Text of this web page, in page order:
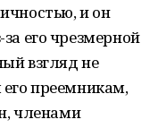
и он
его чрезмерной
взгляд не
преемникам,
членами